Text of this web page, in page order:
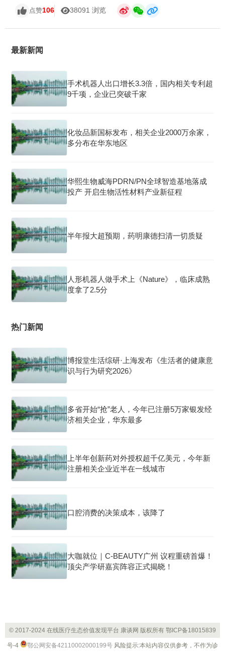
点赞106 38091 浏览
最新新闻
手术机器人出口增长3.3倍，国内相关专利超
9千项，企业已突破千家
化妆品新国标发布，相关企业2000万余家，
多分布在华东地区
华熙生物威海PDRN/PN全球智造基地落成
投产 开启生物活性材料产业新征程
半年报大超预期，药明康德扫清一切质疑
人形机器人做手术上《Nature》，临床成熟
度拿了2.5分
热门新闻
博报堂生活综研·上海发布《生活者的健康意
识与行为研究2026》
多省开始“抢”老人，今年已注册5万家银发经
济相关企业，华东最多
上半年创新药对外授权超千亿美元，今年新
注册相关企业近半在一线城市
口腔消费的决策成本，该降了
大咖就位｜C-BEAUTY广州 议程重磅首爆！
顶尖产学研嘉宾阵容正式揭晓！
© 2017-2024 在线医疗生态价值发现平台 康谈网 版权所有 鄂ICP备18015839
号-4 鄂公网安备42110002000199号 风险提示:本站内容仅供参考，不作为诊